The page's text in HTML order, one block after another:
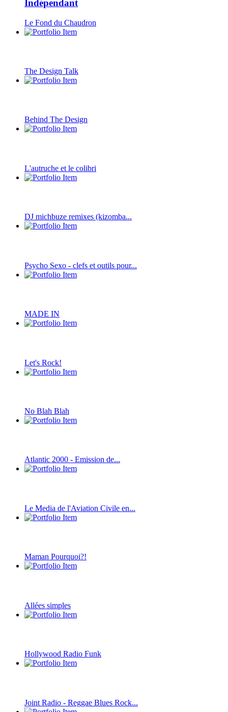
Indépendant
Le Fond du Chaudron
The Design Talk
Behind The Design
L'autruche et le colibri
DJ michbuze remixes (kizomba...
Psycho Sexo - clefs et outils pour...
MADE IN
Let's Rock!
No Blah Blah
Atlantic 2000 - Emission de...
Le Media de l'Aviation Civile en...
Maman Pourquoi?!
Allées simples
Hollywood Radio Funk
Joint Radio - Reggae Blues Rock...